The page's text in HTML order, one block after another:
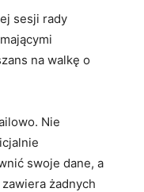
sesji rady
na walkę o
Nie
swoje dane, a
żadnych